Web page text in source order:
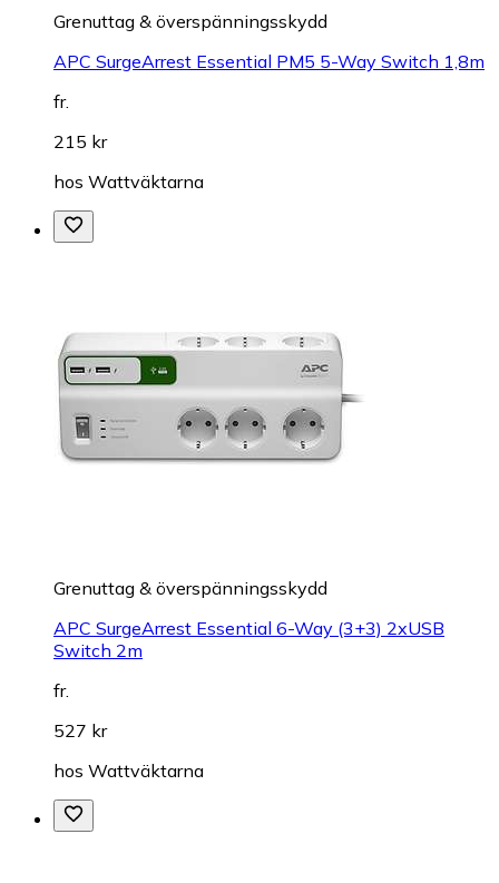
Grenuttag & överspänningsskydd
APC SurgeArrest Essential PM5 5-Way Switch 1,8m
fr.
215 kr
hos Wattväktarna
Grenuttag & överspänningsskydd
APC SurgeArrest Essential 6-Way (3+3) 2xUSB
Switch 2m
fr.
527 kr
hos Wattväktarna